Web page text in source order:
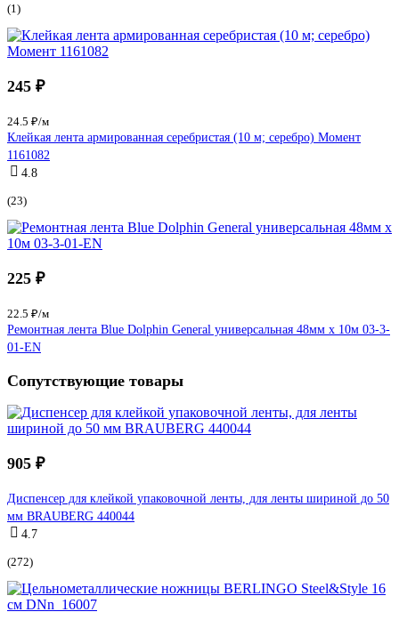
(1)
245 ₽
24.5 ₽/м
Клейкая лента армированная серебристая (10 м; серебро) Момент
1161082
4.8
(23)
225 ₽
22.5 ₽/м
Ремонтная лента Blue Dolphin General универсальная 48мм х 10м 03-3-
01-EN
Сопутствующие товары
905 ₽
Диспенсер для клейкой упаковочной ленты, для ленты шириной до 50
мм BRAUBERG 440044
4.7
(272)